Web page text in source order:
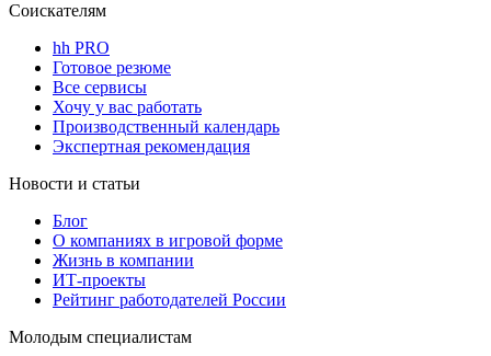
Соискателям
hh PRO
Готовое резюме
Все сервисы
Хочу у вас работать
Производственный календарь
Экспертная рекомендация
Новости и статьи
Блог
О компаниях в игровой форме
Жизнь в компании
ИТ-проекты
Рейтинг работодателей России
Молодым специалистам